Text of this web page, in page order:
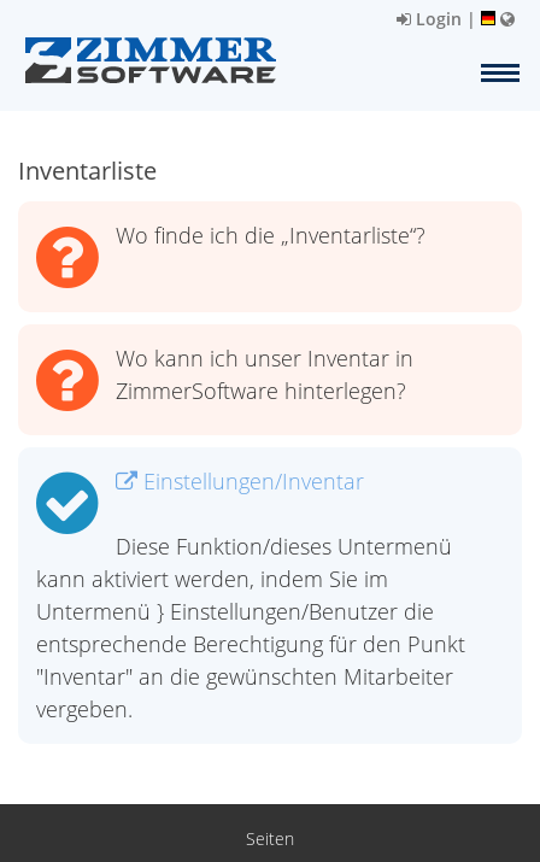
Login |
Inventarliste
Wo finde ich die „Inventarliste“?
Wo kann ich unser Inventar in
ZimmerSoftware hinterlegen?
Einstellungen/Inventar
Diese Funktion/dieses Untermenü
kann aktiviert werden, indem Sie im
Untermenü } Einstellungen/Benutzer die
entsprechende Berechtigung für den Punkt
"Inventar" an die gewünschten Mitarbeiter
vergeben.
Seiten